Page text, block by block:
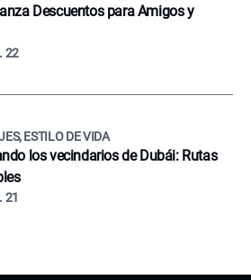
Descuentos para Amigos y
22
ESTILO DE VIDA
los vecindarios de Dubái: Rutas
21